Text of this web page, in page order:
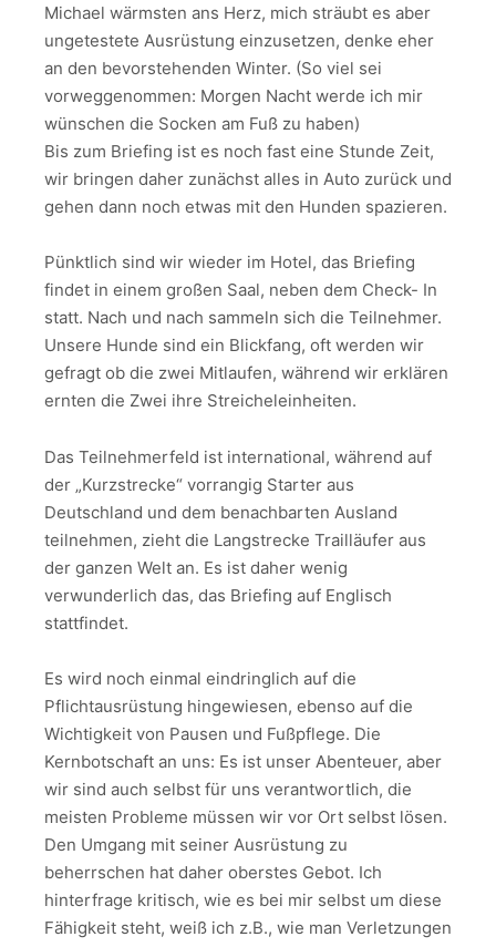
Michael wärmsten ans Herz, mich sträubt es aber
ungetestete Ausrüstung einzusetzen, denke eher
an den bevorstehenden Winter. (So viel sei
vorweggenommen: Morgen Nacht werde ich mir
wünschen die Socken am Fuß zu haben)
Bis zum Briefing ist es noch fast eine Stunde Zeit,
wir bringen daher zunächst alles in Auto zurück und
gehen dann noch etwas mit den Hunden spazieren.
Pünktlich sind wir wieder im Hotel, das Briefing
findet in einem großen Saal, neben dem Check- In
statt. Nach und nach sammeln sich die Teilnehmer.
Unsere Hunde sind ein Blickfang, oft werden wir
gefragt ob die zwei Mitlaufen, während wir erklären
ernten die Zwei ihre Streicheleinheiten.
Das Teilnehmerfeld ist international, während auf
der „Kurzstrecke“ vorrangig Starter aus
Deutschland und dem benachbarten Ausland
teilnehmen, zieht die Langstrecke Trailläufer aus
der ganzen Welt an. Es ist daher wenig
verwunderlich das, das Briefing auf Englisch
stattfindet.
Es wird noch einmal eindringlich auf die
Pflichtausrüstung hingewiesen, ebenso auf die
Wichtigkeit von Pausen und Fußpflege. Die
Kernbotschaft an uns: Es ist unser Abenteuer, aber
wir sind auch selbst für uns verantwortlich, die
meisten Probleme müssen wir vor Ort selbst lösen.
Den Umgang mit seiner Ausrüstung zu
beherrschen hat daher oberstes Gebot. Ich
hinterfrage kritisch, wie es bei mir selbst um diese
Fähigkeit steht, weiß ich z.B., wie man Verletzungen